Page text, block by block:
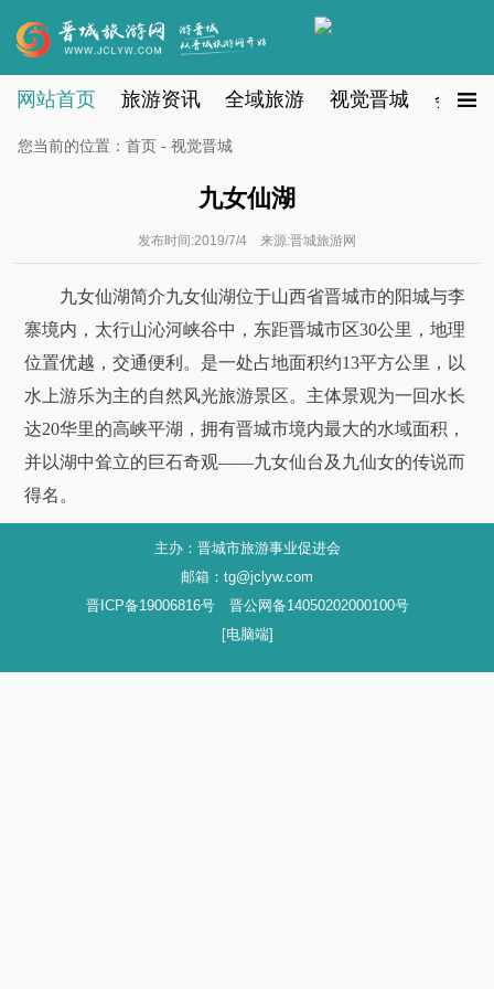
网站首页 旅游资讯 全域旅游 视觉晋城 会员
您当前的位置： 首页 - 视觉晋城
九女仙湖
发布时间:2019/7/4 来源:晋城旅游网
九女仙湖简介九女仙湖位于山西省晋城市的阳城与李
寨境内，太行山沁河峡谷中，东距晋城市区30公里，地理
位置优越，交通便利。是一处占地面积约13平方公里，以
水上游乐为主的自然风光旅游景区。主体景观为一回水长
达20华里的高峡平湖，拥有晋城市境内最大的水域面积，
并以湖中耸立的巨石奇观——九女仙台及九仙女的传说而
得名。
主办：晋城市旅游事业促进会
邮箱：tg@jclyw.com
晋ICP备19006816号 晋公网备14050202000100号
[电脑端]